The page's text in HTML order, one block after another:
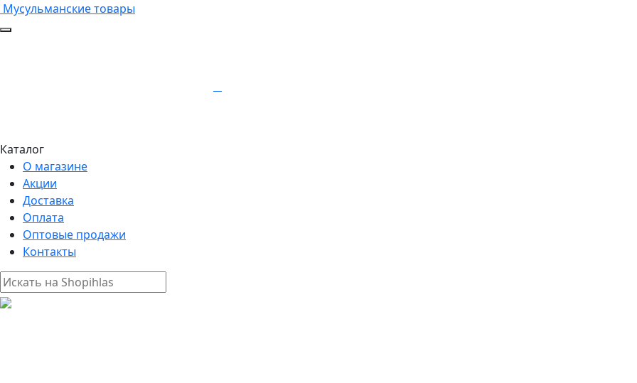
Мусульманские товары
Каталог
О магазине
Акции
Доставка
Оплата
Оптовые продажи
Контакты